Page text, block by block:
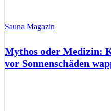
Sauna Magazin
Mythos oder Medizin:
vor Sonnenschäden